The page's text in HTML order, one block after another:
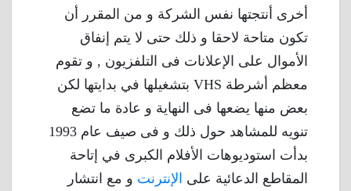
أخرى أنتجتها نفس الشركة و من المقرر أن
تكون متاحة لاحقا و ذلك حتى لا يتم إنفاق
الأموال على الإعلانات فى التلفزيون , و تقوم
معظم أشرطة VHS بتشغيلها في بدايتها لكن
بعض منها يضعها فى النهاية و عادة ما تضع
تنويه للمشاهد حول ذلك و فى صيف عام 1993
بدأت استوديوهات الأفلام الكبرى في إتاحة
المقاطع الدعائية على الإنترنت و مع انتشار